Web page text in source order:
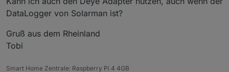
DataLogger von Solarman ist?
Gruß aus dem Rheinland
Tobi
Smart Home Zentrale: Raspberry Pi 4 4GB